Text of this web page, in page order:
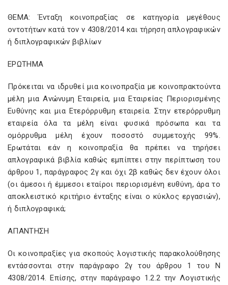
ΘΕΜΑ: Ένταξη κοινοπραξίας σε κατηγορία μεγέθους
οντοτήτων κατά τον ν 4308/2014 και τήρηση απλογραφικών
ή διπλογραφικών βιβλίων
ΕΡΩΤΗΜΑ
Πρόκειται να ιδρυθεί μια κοινοπραξία με κοινοπρακτούντα
μέλη μια Ανώνυμη Εταιρεία, μια Εταιρείας Περιορισμένης
Ευθύνης και μια Ετερόρρυθμη εταιρεία. Στην ετερόρρυθμη
εταιρεία όλα τα μέλη είναι φυσικά πρόσωπα και τα
ομόρρυθμα μέλη έχουν ποσοστό συμμετοχής 99%.
Ερωτάται εάν η κοινοπραξία θα πρέπει να τηρήσει
απλογραφικά βιβλία καθώς εμπίπτει στην περίπτωση του
άρθρου 1, παράγραφος 2γ και όχι 2β καθώς δεν έχουν όλοι
(οι άμεσοι ή έμμεσοι εταίροι περιορισμένη ευθύνη, άρα το
αποκλειστικό κριτήριο ένταξης είναι ο κύκλος εργασιών),
ή διπλογραφικά;
ΑΠΑΝΤΗΣΗ
Οι κοινοπραξίες για σκοπούς λογιστικής παρακολούθησης
εντάσσονται στην παράγραφο 2γ του άρθρου 1 του Ν
4308/2014. Επίσης, στην παράγραφο 1.2.2 την Λογιστικής